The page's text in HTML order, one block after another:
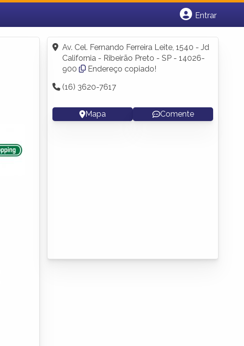
Entrar
Fazer login
Criar conta
Av. Cel. Fernando Ferreira Leite, 1540 - Jd
California - Ribeirão Preto - SP - 14026-
900
Endereço copiado!
(16) 3620-7617
Mapa Comente